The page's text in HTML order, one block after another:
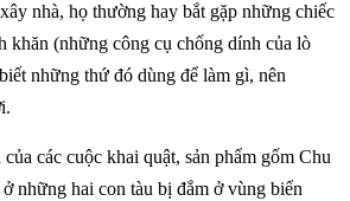
nhà, họ thường hay bắt gặp những chiếc
khăn (những công cụ chống dính của lò
những thứ đó dùng để làm gì, nên
các cuộc khai quật, sản phẩm gốm Chu
những hai con tàu bị đắm ở vùng biển